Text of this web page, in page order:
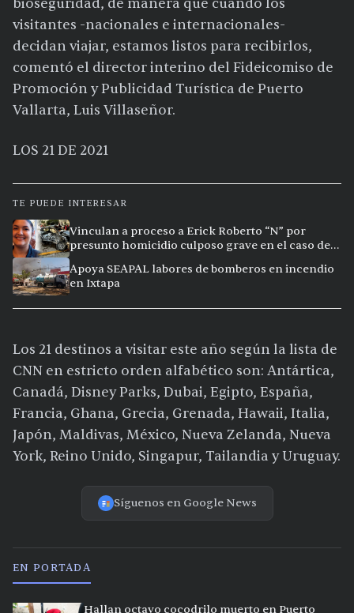
visitantes -nacionales e internacionales-
decidan viajar, estamos listos para recibirlos,
comentó el director interino del Fideicomiso de
Promoción y Publicidad Turística de Puerto
Vallarta, Luis Villaseñor.
LOS 21 DE 2021
TE PUEDE INTERESAR
Vinculan a proceso a Erick Roberto “N” por
presunto homicidio culposo grave en el caso de
Apoya SEAPAL labores de bomberos en incendio
en Ixtapa
Los 21 destinos a visitar este año según la lista de
CNN en estricto orden alfabético son: Antártica,
Canadá, Disney Parks, Dubai, Egipto, España,
Francia, Ghana, Grecia, Grenada, Hawaii, Italia,
Japón, Maldivas, México, Nueva Zelanda, Nueva
York, Reino Unido, Singapur, Tailandia y Uruguay.
Síguenos en Google News
EN PORTADA
Hallan octavo cocodrilo muerto en Puerto